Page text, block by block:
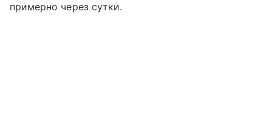
примерно через сутки.